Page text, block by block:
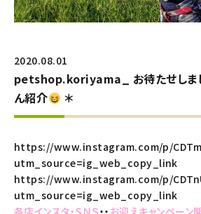
2020.08.01
petshop.koriyama_ お待たせしま
ん紹介
＊
https://www.instagram.com/p/
utm_source=ig_web_copy_link
https://www.instagram.com/p/
utm_source=ig_web_copy_link
各店インスタ・ＳＮＳ・・ お迎えキャンペーン開